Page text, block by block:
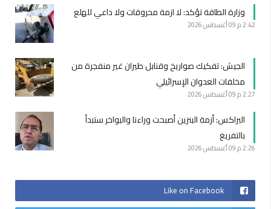
وزارة الطاقة تؤكد: لا ازمة محروقات ولا داعي للهلع
2:42 م 09 أغسطس 2026
الجيش: تفكيك صواريخ وقنابل طيران غير منفجرة من
مخلفات العدوان الإسرائيلي
2:27 م 09 أغسطس 2026
البراكس: أزمة البنزين أصبحت وراءنا والبواخر ستبدأ
بالتفريغ
2:26 م 09 أغسطس 2026
Like on Facebook